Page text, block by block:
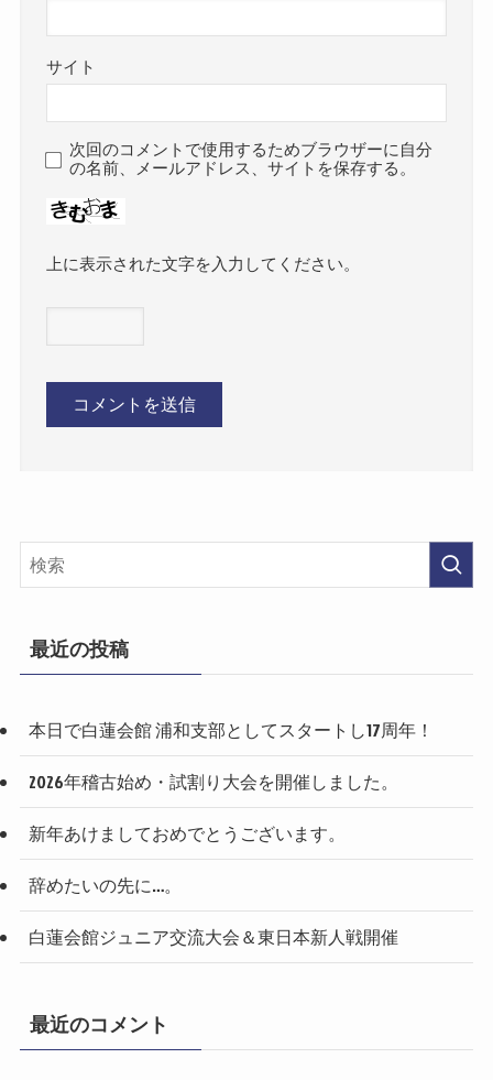
サイト
次回のコメントで使用するためブラウザーに自分
の名前、メールアドレス、サイトを保存する。
上に表示された文字を入力してください。
最近の投稿
本日で白蓮会館 浦和支部としてスタートし17周年！
2026年稽古始め・試割り大会を開催しました。
新年あけましておめでとうございます。
辞めたいの先に…。
白蓮会館ジュニア交流大会＆東日本新人戦開催
最近のコメント